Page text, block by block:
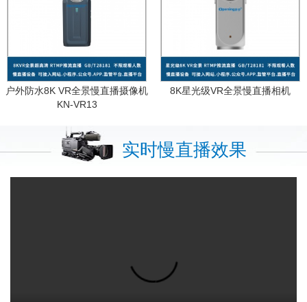
户外防水8K VR全景慢直播摄像机
KN-VR13
8K星光级VR全景慢直播相机
实时慢直播效果